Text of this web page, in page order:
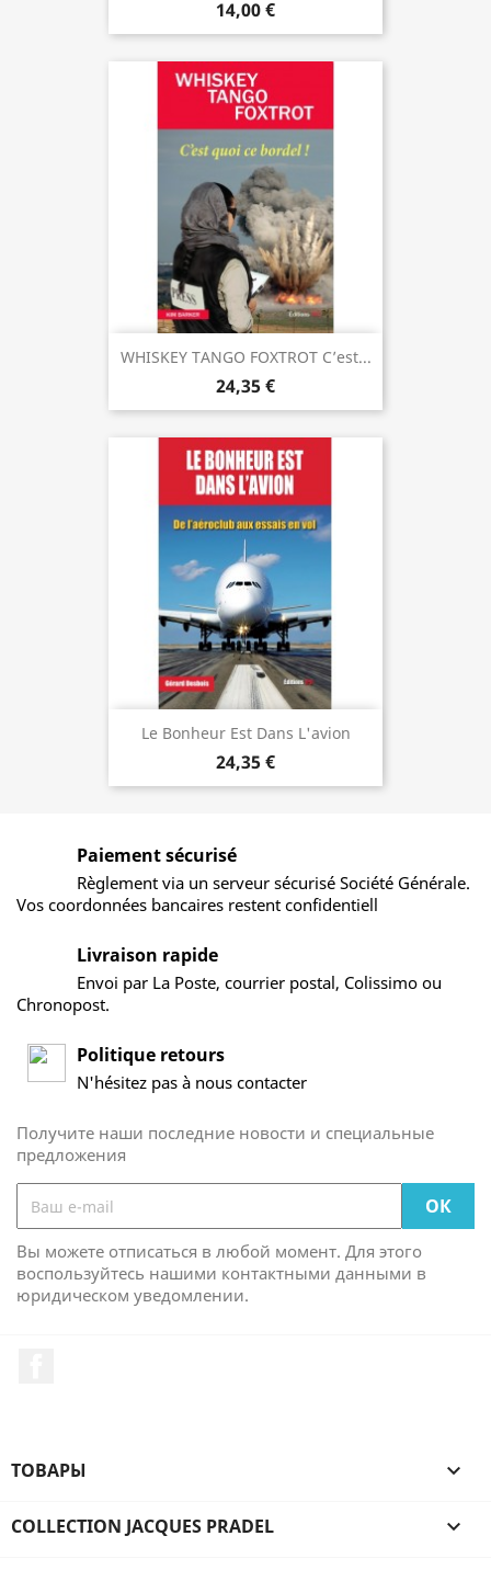
14,00 €
WHISKEY TANGO FOXTROT C’est...
24,35 €
Le Bonheur Est Dans L'avion
24,35 €
Paiement sécurisé
Règlement via un serveur sécurisé Société Générale.
Vos coordonnées bancaires restent confidentiell
Livraison rapide
Envoi par La Poste, courrier postal, Colissimo ou
Chronopost.
Politique retours
N'hésitez pas à nous contacter
Получите наши последние новости и специальные
предложения
Вы можете отписаться в любой момент. Для этого
воспользуйтесь нашими контактными данными в
юридическом уведомлении.
ТОВАРЫ 
COLLECTION JACQUES PRADEL 